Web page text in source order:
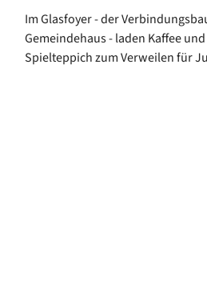
Im Glasfoyer - der
Gemeindehaus - laden Kaffee
Spielteppich zum Verweilen für